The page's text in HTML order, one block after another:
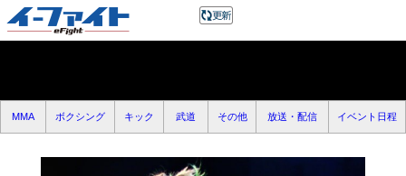
MMA ボクシング キック 武道 その他 放送・配信 イベント日程